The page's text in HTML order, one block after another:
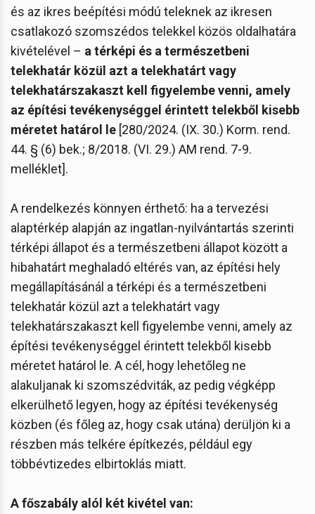
és az ikres beépítési módú teleknek az ikresen
csatlakozó szomszédos telekkel közös oldalhatára
kivételével – a térképi és a természetbeni
telekhatár közül azt a telekhatárt vagy
telekhatárszakaszt kell figyelembe venni, amely
az építési tevékenységgel érintett telekből kisebb
méretet határol le [280/2024. (IX. 30.) Korm. rend.
44. § (6) bek.; 8/2018. (VI. 29.) AM rend. 7-9.
melléklet].
A rendelkezés könnyen érthető: ha a tervezési
alaptérkép alapján az ingatlan-nyilvántartás szerinti
térképi állapot és a természetbeni állapot között a
hibahatárt meghaladó eltérés van, az építési hely
megállapításánál a térképi és a természetbeni
telekhatár közül azt a telekhatárt vagy
telekhatárszakaszt kell figyelembe venni, amely az
építési tevékenységgel érintett telekből kisebb
méretet határol le. A cél, hogy lehetőleg ne
alakuljanak ki szomszédviták, az pedig végképp
elkerülhető legyen, hogy az építési tevékenység
közben (és főleg az, hogy csak utána) derüljön ki a
részben más telkére építkezés, például egy
többévtizedes elbirtoklás miatt.
A főszabály alól két kivétel van: